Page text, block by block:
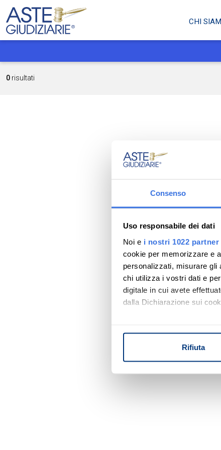
Consenso
Uso responsabile dei dati
Noi e i nostri 1022 partner
cookie per memorizzare e
personalizzati, misurare
chi utilizza i vostri dati e
digitale in cui avete
dalla Dichiarazione sui
Identificare il tuo
digitali).
Rifiuta
CHI
0 risultati